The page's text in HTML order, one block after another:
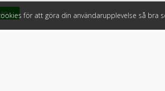
för att göra din användarupplevelse så